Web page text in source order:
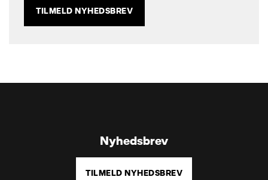
TILMELD NYHEDSBREV
Nyhedsbrev
TILMELD NYHEDSBREV